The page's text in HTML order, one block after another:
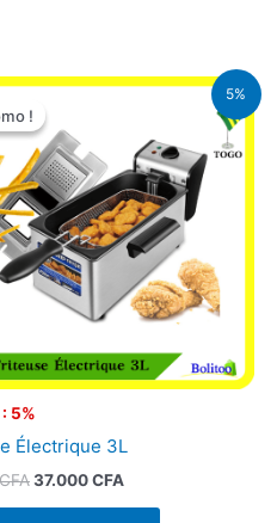
5%
!
5%
!
Électrique 3L
CFA
Le
initial
était :
39.000 CFA.
37.000CFA
Le
est :
37.000 CFA.